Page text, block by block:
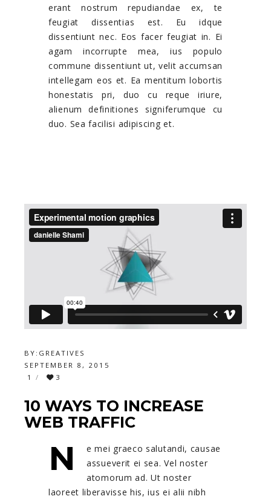
erant nostrum repudiandae ex, te
feugiat dissentias est. Eu idque
dissentiunt nec. Eos facer feugiat in. Ei
agam incorrupte mea, ius populo
commune dissentiunt ut, velit accumsan
intellegam eos et. Ea mentitum lobortis
honestatis pri, duo cu reque iriure,
alienum definitiones signiferumque cu
duo. Sea facilisi adipiscing et.
BY: GREATIVES
SEPTEMBER 8, 2015
1
3
10 WAYS TO INCREASE
WEB TRAFFIC
N
e mei graeco salutandi, causae
assueverit ei sea. Vel noster
atomorum ad. Ut noster
laoreet liberavisse his, ius ei alii nibh